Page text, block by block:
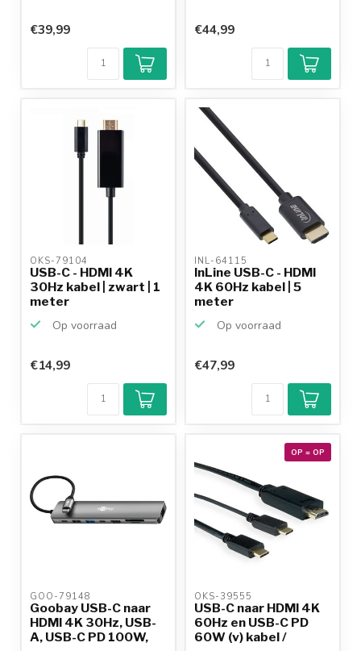
€39,99 €44,99
OKS-79104
USB-C - HDMI 4K
30Hz kabel | zwart | 1
meter
Op voorraad
€14,99
INL-64115
InLine USB-C - HDMI
4K 60Hz kabel | 5
meter
Op voorraad
€47,99
GOO-79148
Goobay USB-C naar
HDMI 4K 30Hz, USB-
A, USB-C PD 100W,
OP = OP
OKS-39555
USB-C naar HDMI 4K
60Hz en USB-C PD
60W (v) kabel /